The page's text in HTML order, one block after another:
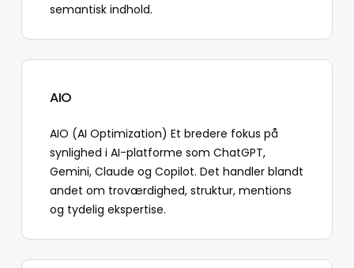
semantisk indhold.
AIO
AIO (AI Optimization) Et bredere fokus på
synlighed i AI-platforme som ChatGPT,
Gemini, Claude og Copilot. Det handler blandt
andet om troværdighed, struktur, mentions
og tydelig ekspertise.